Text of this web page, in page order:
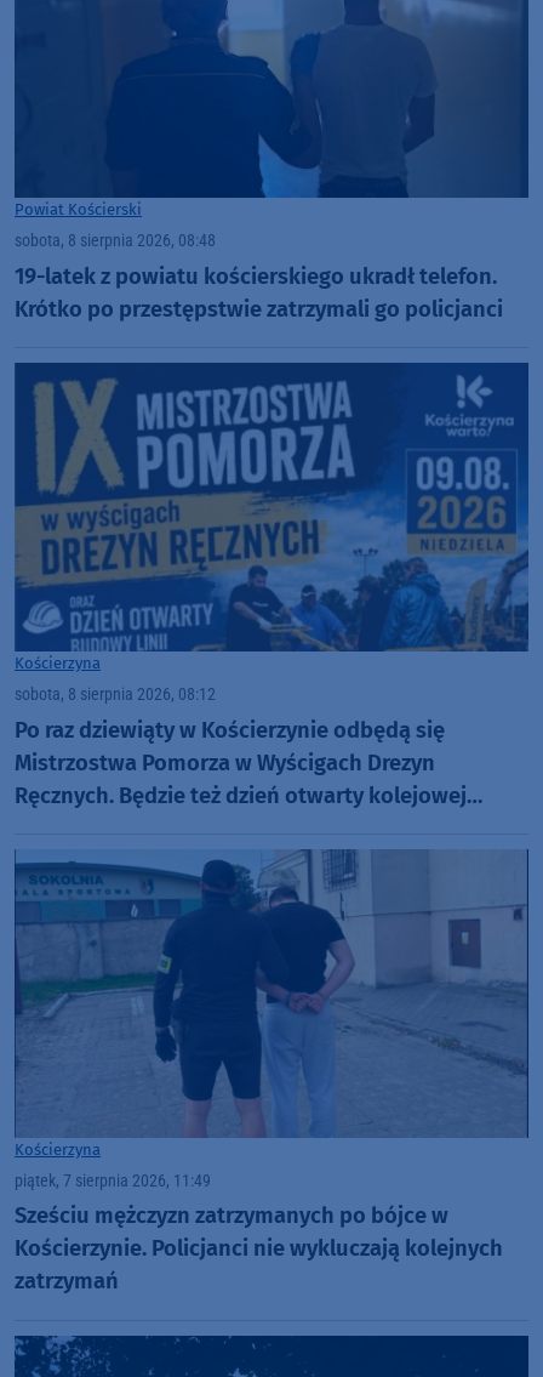
Powiat Kościerski
sobota, 8 sierpnia 2026, 08:48
19-latek z powiatu kościerskiego ukradł telefon.
Krótko po przestępstwie zatrzymali go policjanci
Kościerzyna
sobota, 8 sierpnia 2026, 08:12
Po raz dziewiąty w Kościerzynie odbędą się
Mistrzostwa Pomorza w Wyścigach Drezyn
Ręcznych. Będzie też dzień otwarty kolejowej
Kościerzyna
piątek, 7 sierpnia 2026, 11:49
Sześciu mężczyzn zatrzymanych po bójce w
Kościerzynie. Policjanci nie wykluczają kolejnych
zatrzymań